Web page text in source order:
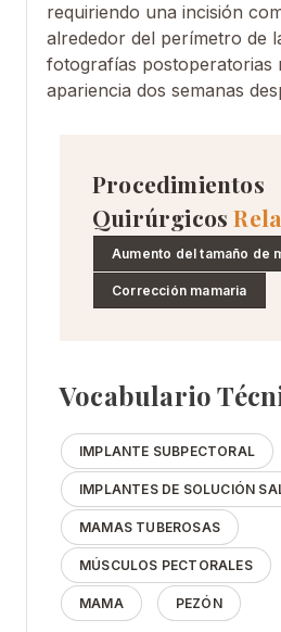
requiriendo una incisión
alrededor del perímetro de
fotografías postoperatorias
apariencia dos semanas
Procedimientos
Quirúrgicos
Aumento del tamaño de
Corrección mamaria
Vocabulario
IMPLANTE SUBPECTORAL
IMPLANTES DE SOLUCIÓN
MAMAS TUBEROSAS
MÚSCULOS PECTORALES
MAMA PEZÓN